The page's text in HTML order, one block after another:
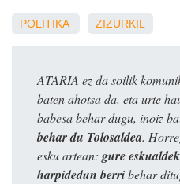
POLITIKA ZIZURKIL
ATARIA ez da soilik
baten ahotsa da, eta urte
babesa behar dugu, inoiz
behar du Tolosaldea.
esku artean: gure
harpidedun berribehar